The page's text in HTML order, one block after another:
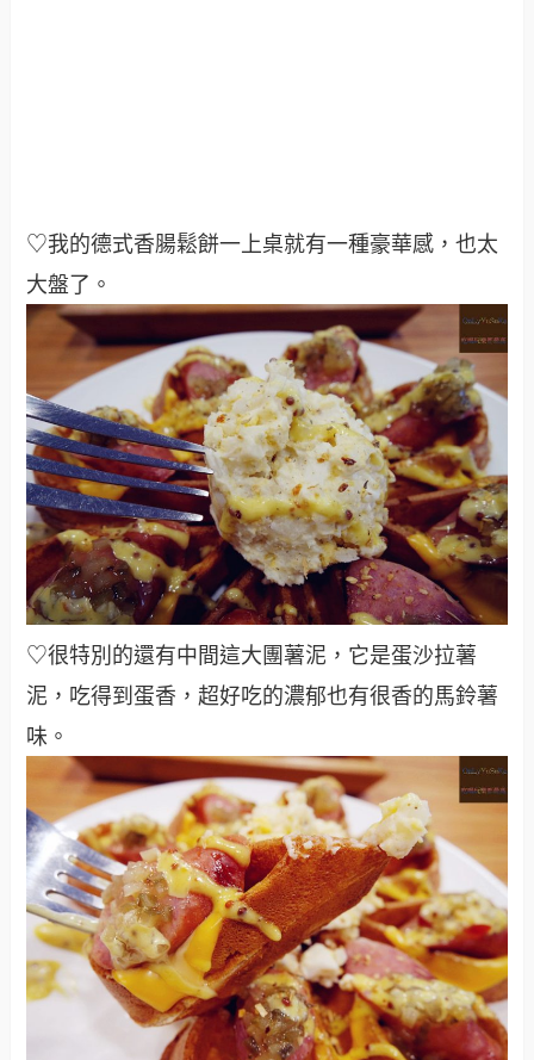
♡我的德式香腸鬆餅一上桌就有一種豪華感，也太
大盤了 。
♡很特別的還有中間這大團薯泥，它是蛋沙拉薯
泥，吃得到蛋香，超好吃的濃郁也有很香的馬鈴薯
味 。